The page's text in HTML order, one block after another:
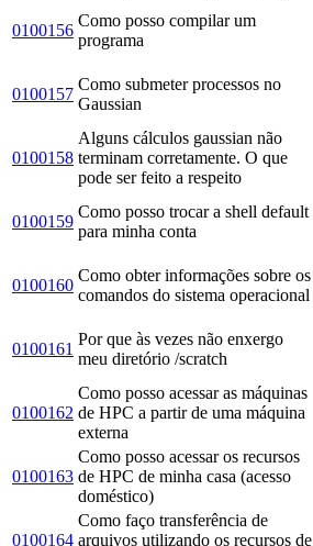
0100156
Como posso compilar um
programa
0100157
Como submeter processos no
Gaussian
0100158
Alguns cálculos gaussian não
terminam corretamente. O que
pode ser feito a respeito
0100159
Como posso trocar a shell default
para minha conta
0100160
Como obter informações sobre os
comandos do sistema operacional
0100161
Por que às vezes não enxergo
meu diretório /scratch
0100162
Como posso acessar as máquinas
de HPC a partir de uma máquina
externa
0100163
Como posso acessar os recursos
de HPC de minha casa (acesso
doméstico)
0100164
Como faço transferência de
arquivos utilizando os recursos de